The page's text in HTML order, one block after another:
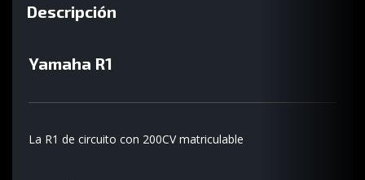
Descripción
Yamaha R1
La R1 de circuito con 200CV matriculable